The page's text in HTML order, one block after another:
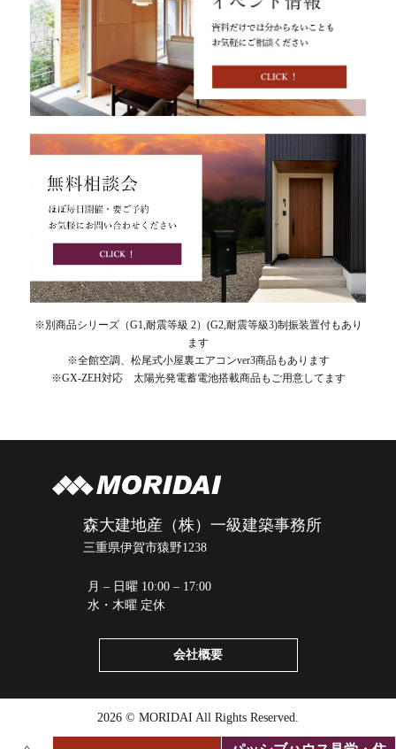
※別商品シリーズ（G1,耐震等級 2）(G2,耐震等級3)制振装置付もあり
ます
※全館空調、松尾式小屋裏エアコンver3商品もあります
※GX-ZEH対応 太陽光発電蓄電池搭載商品もご用意してます
森大建地産（株）一級建築事務所
三重県伊賀市猿野1238
月 – 日曜 10:00 – 17:00
水・木曜 定休
会社概要
2026 © MORIDAI All Rights Reserved.